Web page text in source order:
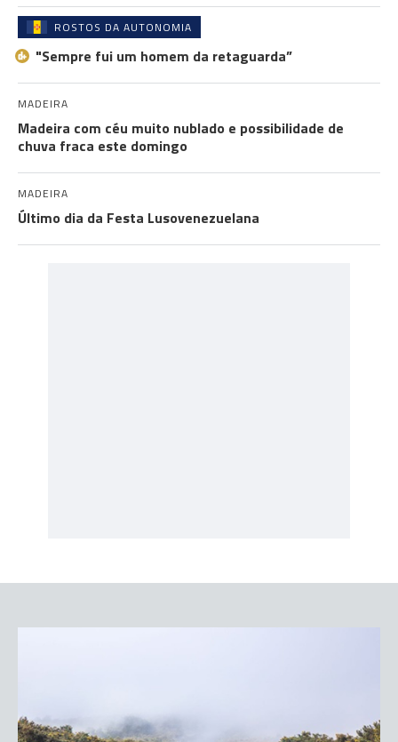
ROSTOS DA AUTONOMIA
"Sempre fui um homem da retaguarda”
MADEIRA
Madeira com céu muito nublado e possibilidade de
chuva fraca este domingo
MADEIRA
Último dia da Festa Lusovenezuelana